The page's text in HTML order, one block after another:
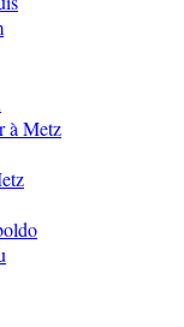
à Metz